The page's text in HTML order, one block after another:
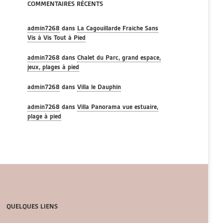
COMMENTAIRES RÉCENTS
admin7268 dans La Cagouillarde Fraîche Sans
Vis à Vis Tout à Pied
admin7268 dans Chalet du Parc, grand espace,
jeux, plages à pied
admin7268 dans Villa le Dauphin
admin7268 dans Villa Panorama vue estuaire,
plage à pied
QUELQUES LIENS